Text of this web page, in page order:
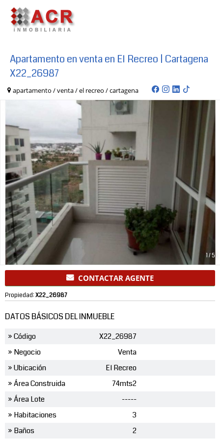
Apartamento en venta en El Recreo | Cartagena
X22_26987
apartamento / venta / el recreo / cartagena
1/5
CONTACTAR AGENTE
Propiedad:X22_26987
DATOS BÁSICOS DEL INMUEBLE
» Código
X22_26987
» Negocio
Venta
» Ubicación
El Recreo
» Área Construida
74mts2
» Área Lote
-----
» Habitaciones
3
» Baños
2